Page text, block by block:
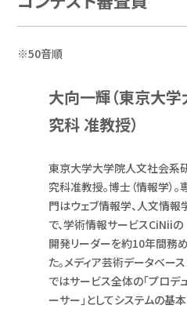
※50音順
大向一輝（東京大
究科 准教授）
東京大学大学院人文社会系
究科准教授。博士（情報学）。
門はウェブ情報学、人文情報
で、学術情報サービスCiNiiの
開発リーダーを約10年間務め
た。メディア芸術データベース
ではサービス全体の「プロデ
ーサー」としてシステムの基本